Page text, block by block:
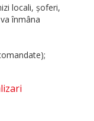
locali, șoferi,
înmâna